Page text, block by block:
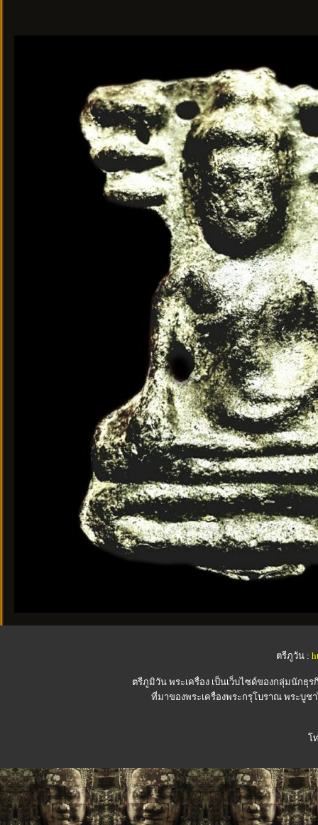
ตรีภูวัน :
ตรีภูมิวัน พระเครื่อง เป็นเว็บไซด์ของกลุ่มนักธุ
ที่มาของพระเครื่องพระกรุโบราณ พระบู
โ